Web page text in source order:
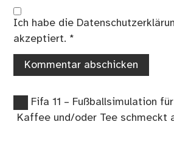
Ich habe die
akzeptiert. *
Beitragsnavigation
Vorheriger
Beitrag:
Fifa 11 – Fußballsimulation
Nächster
Kaffee und/oder Tee schmeckt